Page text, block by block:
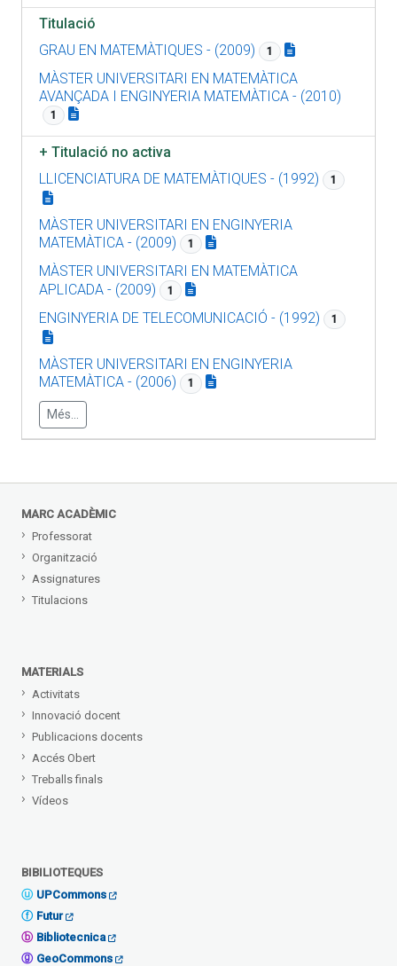
Titulació
GRAU EN MATEMÀTIQUES - (2009)
1
MÀSTER UNIVERSITARI EN MATEMÀTICA
AVANÇADA I ENGINYERIA MATEMÀTICA - (2010)
1
+Titulació no activa
LLICENCIATURA DE MATEMÀTIQUES - (1992)
1
MÀSTER UNIVERSITARI EN ENGINYERIA
MATEMÀTICA - (2009)
1
MÀSTER UNIVERSITARI EN MATEMÀTICA
APLICADA - (2009)
1
ENGINYERIA DE TELECOMUNICACIÓ - (1992) 1
MÀSTER UNIVERSITARI EN ENGINYERIA
MATEMÀTICA - (2006)
1
Més...
MARC ACADÈMIC
Professorat
Organització
Assignatures
Titulacions
MATERIALS
Activitats
Innovació docent
Publicacions docents
Accés Obert
Treballs finals
Vídeos
BIBILIOTEQUES
UPCommons
Futur
Bibliotecnica
GeoCommons